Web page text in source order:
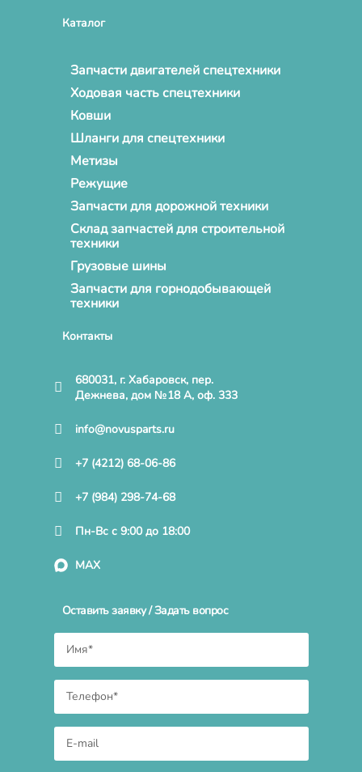
Каталог
Запчасти двигателей спецтехники
Ходовая часть спецтехники
Ковши
Шланги для спецтехники
Метизы
Режущие
Запчасти для дорожной техники
Склад запчастей для строительной
техники
Грузовые шины
Запчасти для горнодобывающей
техники
Контакты
680031, г. Хабаровск, пер.
Дежнева, дом №18 А, оф. 333
info@novusparts.ru
+7 (4212) 68-06-86
+7 (984) 298-74-68
Пн-Вс с 9:00 до 18:00
MAX
Оставить заявку / Задать вопрос